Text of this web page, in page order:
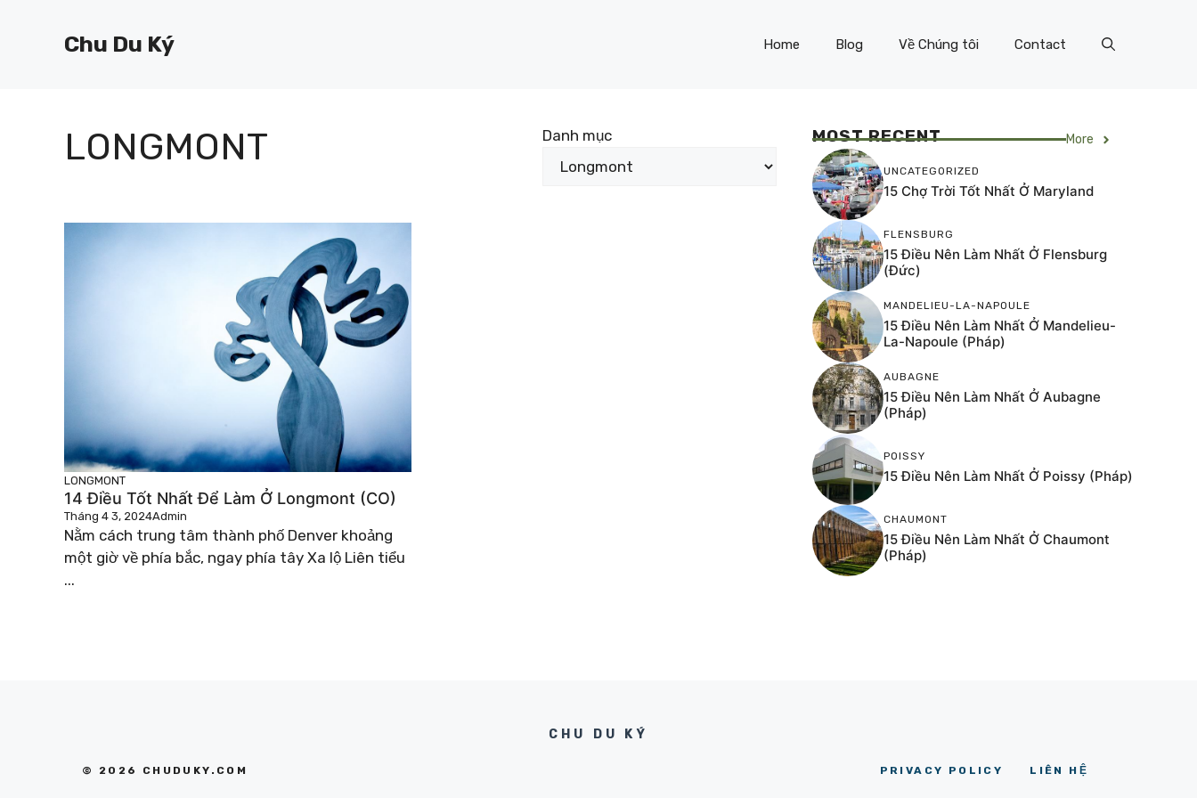
Chu Du Ký Home Blog Về Chúng tôi Contact
LONGMONT Danh mục
LONGMONT
14 Điều Tốt Nhất Để Làm Ở Longmont (CO)
Tháng 4 3, 2024Admin
Nằm cách trung tâm thành phố Denver khoảng
một giờ về phía bắc, ngay phía tây Xa lộ Liên tiểu
...
MOST RECENT More
UNCATEGORIZED
15 Chợ Trời Tốt Nhất Ở Maryland
FLENSBURG
15 Điều Nên Làm Nhất Ở Flensburg
(Đức)
MANDELIEU-LA-NAPOULE
15 Điều Nên Làm Nhất Ở Mandelieu-
La-Napoule (Pháp)
AUBAGNE
15 Điều Nên Làm Nhất Ở Aubagne
(Pháp)
POISSY
15 Điều Nên Làm Nhất Ở Poissy (Pháp)
CHAUMONT
15 Điều Nên Làm Nhất Ở Chaumont
(Pháp)
CHU DU KÝ
© 2026 CHUDUKY.COM PRIVACY POLICY LIÊN HỆ